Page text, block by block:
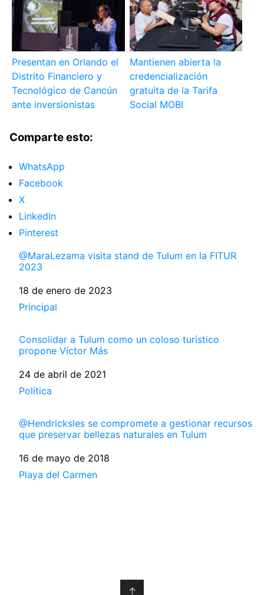
Presentan en Orlando el
Distrito Financiero y
Tecnológico de Cancún
ante inversionistas
Mantienen abierta la
credencialización
gratuita de la Tarifa
Social MOBI
Comparte esto:
WhatsApp
Facebook
X
LinkedIn
Pinterest
@MaraLezama visita stand de Tulum en la FITUR
2023
Fecha
18 de enero de 2023
Respecto a
Principal
Consolidar a Tulum como un coloso turístico
propone Víctor Más
Fecha
24 de abril de 2021
Respecto a
Política
@Hendricksles se compromete a gestionar recursos
que preservar bellezas naturales en Tulum
Fecha
16 de mayo de 2018
Respecto a
Playa del Carmen
↑